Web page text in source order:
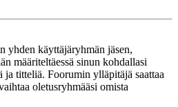
yhden käyttäjäryhmän jäsen,
määriteltäessä sinun kohdallasi
ja titteliä. Foorumin ylläpitäjä saattaa
oletusryhmääsi omista